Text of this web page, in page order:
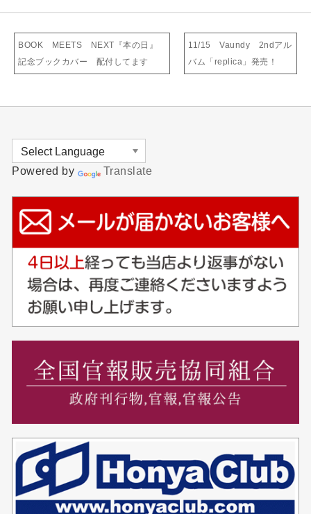
BOOK MEETS NEXT『本の日』
記念ブックカバー 配付してます
11/15 Vaundy 2ndアル
バム「replica」発売！
Powered by Translate